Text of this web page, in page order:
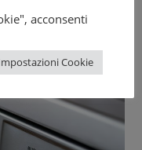
acconsenti
Cookie